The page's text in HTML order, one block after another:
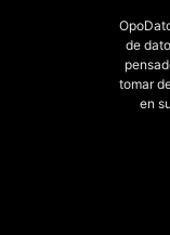
de
tomar
en